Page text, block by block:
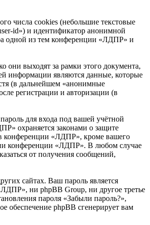
числа cookies (небольшие текстовые
id») и идентификатор анонимной
одной из тем конференции «ЛДПР» и
выходят за рамки этого документа,
информации являются данные, которые
(в дальнейшем «анонимные
регистрации и авторизации (в
для входа под вашей учётной
охраняется законами о защите
конференции «ЛДПР», кроме вашего
конференции «ЛДПР». В любом случае
от получения сообщений,
сайтах. Ваш пароль является
ни phpBB Group, ни другое третье
пароля «Забыли пароль?»,
обеспечение phpBB сгенерирует вам